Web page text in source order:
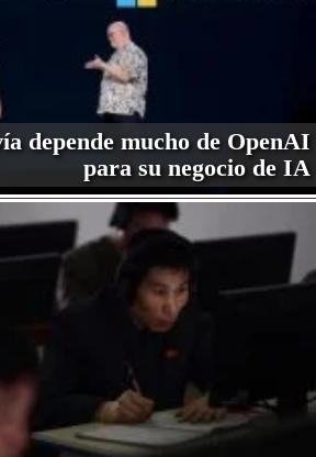
depende mucho de OpenAI
para su negocio de IA